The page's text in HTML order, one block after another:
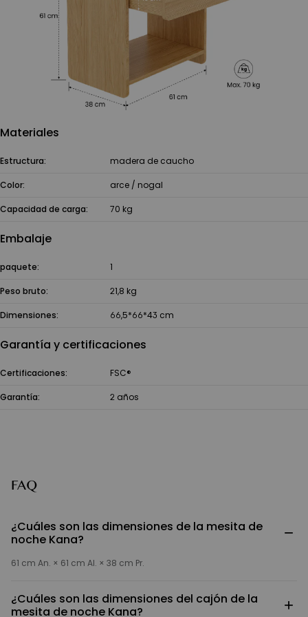
Materiales
Estructura: madera de caucho
Color: arce / nogal
Capacidad de carga: 70 kg
Embalaje
paquete: 1
Peso bruto: 21,8 kg
Dimensiones: 66,5*66*43 cm
Garantía y certificaciones
Certificaciones: FSC®
Garantía: 2 años
FAQ
¿Cuáles son las dimensiones de la mesita de
noche Kana?
−
61 cm An. × 61 cm Al. × 38 cm Pr.
¿Cuáles son las dimensiones del cajón de la
mesita de noche Kana?
+